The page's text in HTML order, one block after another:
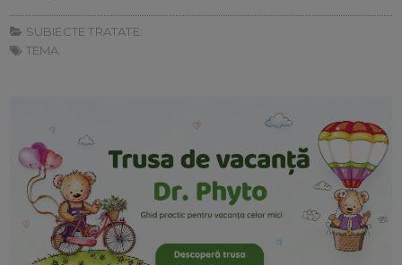
SUBIECTE TRATATE:
TEMA: